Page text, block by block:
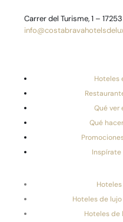
Carrer del Turisme, 1 –
Hoteles
Qué ver
Qué
Inspírate
Hoteles de
Hoteles de